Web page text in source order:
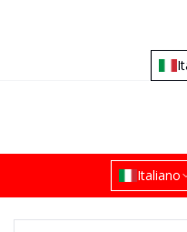
Italiano